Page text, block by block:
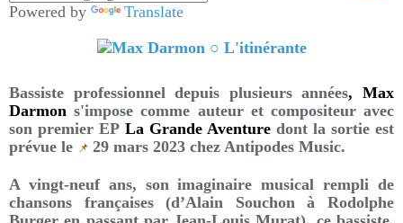
Powered by Translate
Bassiste professionnel depuis plusieurs années,Max
Darmon s'impose comme auteur et compositeur avec
son premier EP La Grande Aventure dont la sortie est
prévue le 📌 29 mars 2023 chez Antipodes Music.
A vingt-neuf ans, son imaginaire musical rempli de
chansons françaises (d’Alain Souchon à Rodolphe